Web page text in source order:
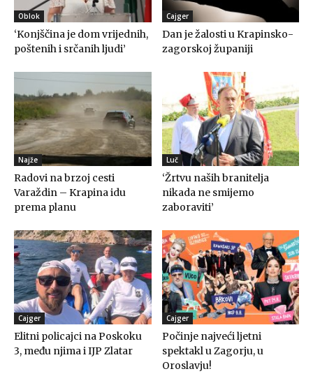
Oblok
‘Konjščina je dom vrijednih,
poštenih i srčanih ljudi’
Cajger
Dan je žalosti u Krapinsko-
zagorskoj županiji
Najže
Radovi na brzoj cesti
Varaždin – Krapina idu
prema planu
Luč
‘Žrtvu naših branitelja
nikada ne smijemo
zaboraviti’
Cajger
Elitni policajci na Poskoku
3, među njima i IJP Zlatar
Cajger
Počinje najveći ljetni
spektakl u Zagorju, u
Oroslavju!